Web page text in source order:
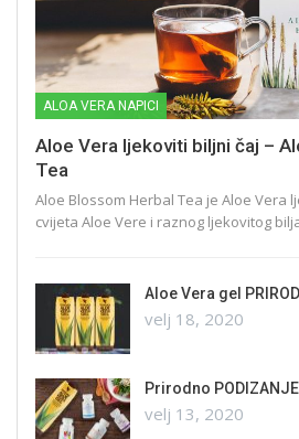
ALOA VERA NAPICI
Aloe Vera ljekoviti biljni čaj –
Tea
Aloe Blossom Herbal Tea je Aloe Vera
cvijeta Aloe Vere i raznog ljekovitog
Aloe Vera gel
velj 18, 2020
Prirodno PODIZANJE
velj 13, 2020